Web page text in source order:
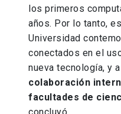
los primeros
años. Por lo tanto,
Universidad
conectados en el
nueva tecnología, y
colaboración
facultades de